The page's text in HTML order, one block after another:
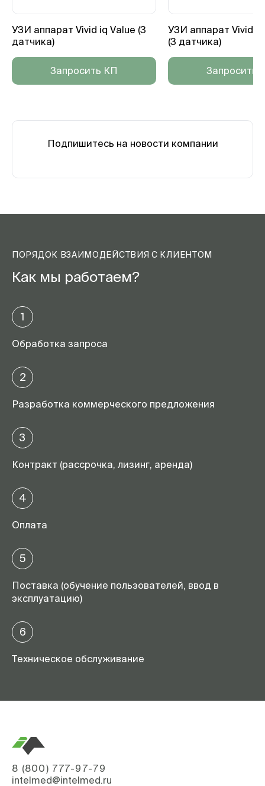
УЗИ аппарат Vivid iq Value (3
датчика)
Запросить КП
УЗИ аппарат Vivid
(3 датчика)
Запросить
Подпишитесь на новости компании
ПОРЯДОК ВЗАИМОДЕЙСТВИЯ С КЛИЕНТОМ
Как мы работаем?
1
Обработка запроса
2
Разработка коммерческого предложения
3
Контракт (рассрочка, лизинг, аренда)
4
Оплата
5
Поставка (обучение пользователей, ввод в
эксплуатацию)
6
Техническое обслуживание
8 (800) 777-97-79
intelmed@intelmed.ru